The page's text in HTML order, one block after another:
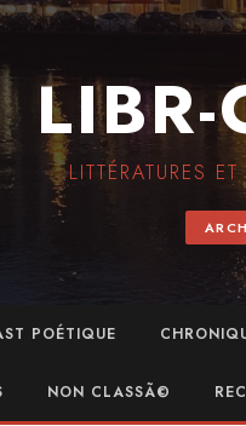
LITTÉRATURES
POÉTIQUE
NON CLASSÃ©